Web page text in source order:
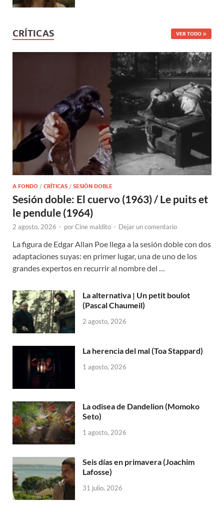
CRÍTICAS VER TODO
A FONDO / CRÍTICAS / SESIÓN DOBLE
Sesión doble: El cuervo (1963) / Le puits et
le pendule (1964)
2 agosto, 2026 - porCine maldito - Dejar un comentario
La figura de Edgar Allan Poe llega a la sesión doble con dos
adaptaciones suyas: en primer lugar, una de uno de los
grandes expertos en recurrir al nombre del …
La alternativa | Un petit boulot
(Pascal Chaumeil)
2 agosto, 2026
La herencia del mal (Toa Stappard)
1 agosto, 2026
La odisea de Dandelion (Momoko
Seto)
1 agosto, 2026
Seis días en primavera (Joachim
Lafosse)
31 julio, 2026